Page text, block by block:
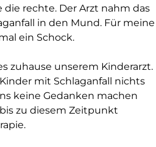
rechte. Der Arzt nahm das
in den Mund. Für meine
ein Schock.
zuhause unserem Kinderarzt.
mit Schlaganfall nichts
keine Gedanken machen
zu diesem Zeitpunkt